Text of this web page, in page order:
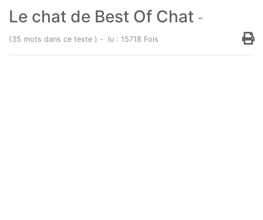
Le chat de Best Of Chat -
(35 mots dans ce texte ) - lu : 15718 Fois